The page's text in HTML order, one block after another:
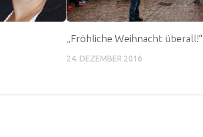
„Fröhliche Weihnacht überall!“
24. DEZEMBER 2016